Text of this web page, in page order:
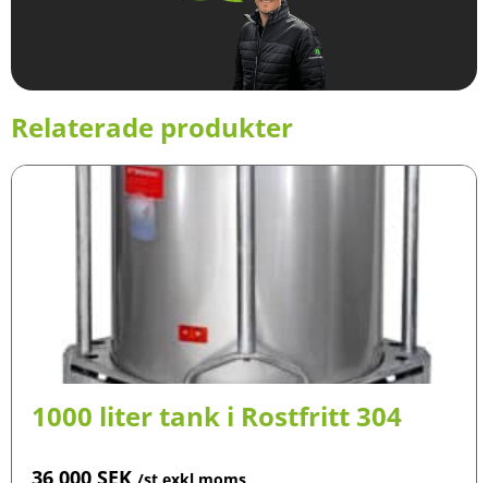
Relaterade produkter
1000 liter tank i Rostfritt 304
36 000 SEK